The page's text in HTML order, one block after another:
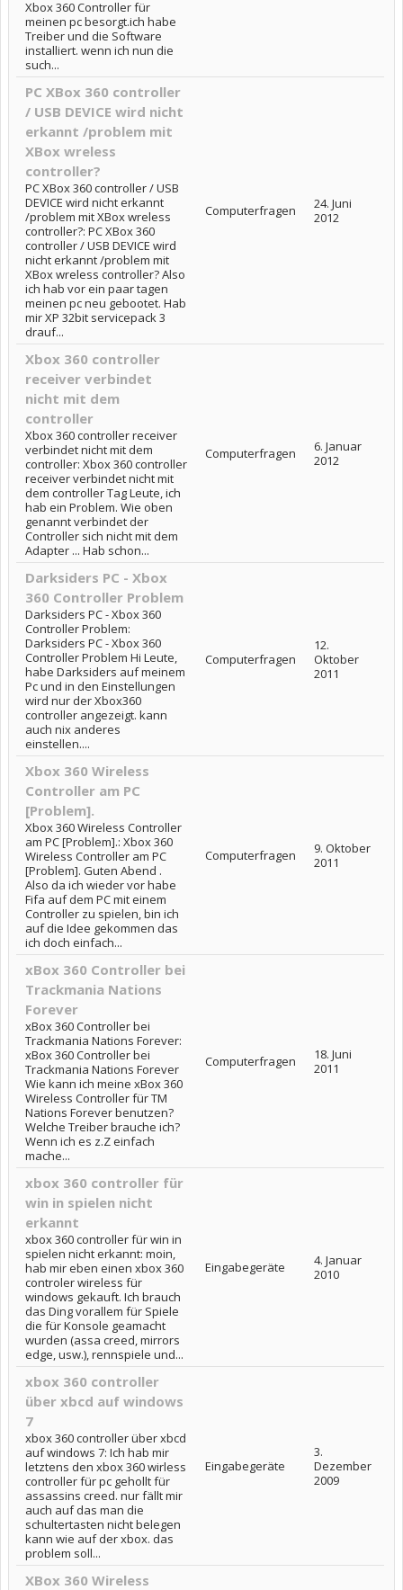
Xbox 360 Controller für
meinen pc besorgt.ich habe
Treiber und die Software
installiert. wenn ich nun die
such...
PC XBox 360 controller
/ USB DEVICE wird nicht
erkannt /problem mit
XBox wreless
controller?
PC XBox 360 controller / USB
DEVICE wird nicht erkannt
/problem mit XBox wreless
controller?: PC XBox 360
controller / USB DEVICE wird
nicht erkannt /problem mit
XBox wreless controller? Also
ich hab vor ein paar tagen
meinen pc neu gebootet. Hab
mir XP 32bit servicepack 3
drauf...
Computerfragen
24. Juni
2012
Xbox 360 controller
receiver verbindet
nicht mit dem
controller
Xbox 360 controller receiver
verbindet nicht mit dem
controller: Xbox 360 controller
receiver verbindet nicht mit
dem controller Tag Leute, ich
hab ein Problem. Wie oben
genannt verbindet der
Controller sich nicht mit dem
Adapter ... Hab schon...
Computerfragen
6. Januar
2012
Darksiders PC - Xbox
360 Controller Problem
Darksiders PC - Xbox 360
Controller Problem:
Darksiders PC - Xbox 360
Controller Problem Hi Leute,
habe Darksiders auf meinem
Pc und in den Einstellungen
wird nur der Xbox360
controller angezeigt. kann
auch nix anderes
einstellen....
Computerfragen
12.
Oktober
2011
Xbox 360 Wireless
Controller am PC
[Problem].
Xbox 360 Wireless Controller
am PC [Problem].: Xbox 360
Wireless Controller am PC
[Problem]. Guten Abend .
Also da ich wieder vor habe
Fifa auf dem PC mit einem
Controller zu spielen, bin ich
auf die Idee gekommen das
ich doch einfach...
Computerfragen
9. Oktober
2011
xBox 360 Controller bei
Trackmania Nations
Forever
xBox 360 Controller bei
Trackmania Nations Forever:
xBox 360 Controller bei
Trackmania Nations Forever
Wie kann ich meine xBox 360
Wireless Controller für TM
Nations Forever benutzen?
Welche Treiber brauche ich?
Wenn ich es z.Z einfach
mache...
Computerfragen
18. Juni
2011
xbox 360 controller für
win in spielen nicht
erkannt
xbox 360 controller für win in
spielen nicht erkannt: moin,
hab mir eben einen xbox 360
controler wireless für
windows gekauft. Ich brauch
das Ding vorallem für Spiele
die für Konsole geamacht
wurden (assa creed, mirrors
edge, usw.), rennspiele und...
Eingabegeräte
4. Januar
2010
xbox 360 controller
über xbcd auf windows
7
xbox 360 controller über xbcd
auf windows 7: Ich hab mir
letztens den xbox 360 wirless
controller für pc gehollt für
assassins creed. nur fällt mir
auch auf das man die
schultertasten nicht belegen
kann wie auf der xbox. das
problem soll...
Eingabegeräte
3.
Dezember
2009
XBox 360 Wireless